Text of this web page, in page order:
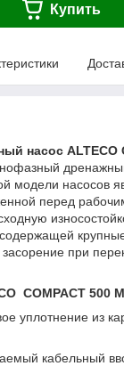
Купить
насос ALTECO
модели насосов
перед
при
COMPACT 500
уплотнение из
кабельный